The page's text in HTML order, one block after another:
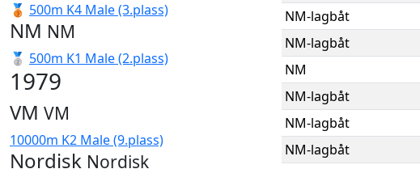
🥉 500m K4 Male (3.plass)
NM NM
🥈 500m K1 Male (2.plass)
1979
VM VM
10000m K2 Male (9.plass)
Nordisk Nordisk
NM-lagbåt
NM-lagbåt
NM
NM-lagbåt
NM-lagbåt
NM-lagbåt